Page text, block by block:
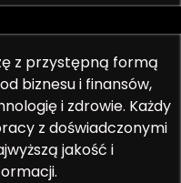
z przystępną formą
biznesu i finansów,
i zdrowie. Każdy
z doświadczonymi
jakość i